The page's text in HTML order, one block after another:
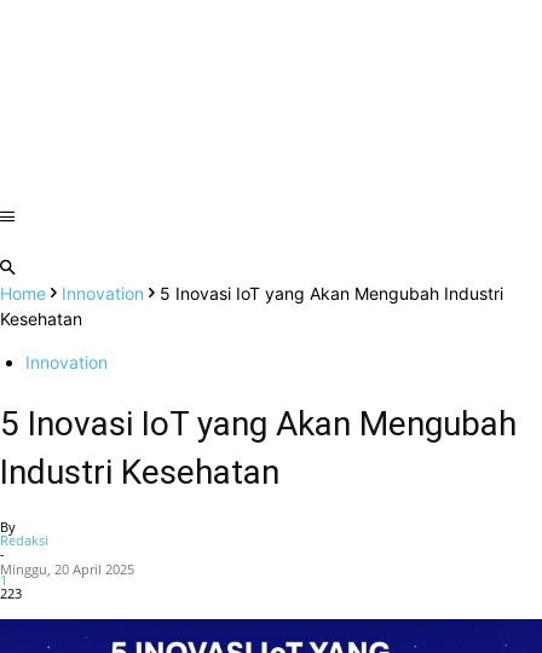
Home Innovation
5 Inovasi IoT yang Akan Mengubah Industri
Kesehatan
Innovation
5 Inovasi IoT yang Akan Mengubah
Industri Kesehatan
By
Redaksi
-
Minggu, 20 April 2025
1
223